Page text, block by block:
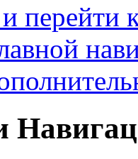
перейти